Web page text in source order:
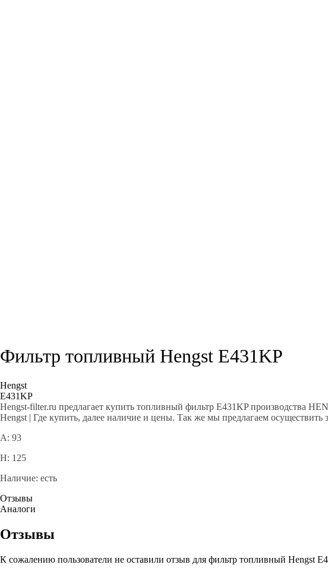
Фильтр топливный Hengst E431KP
Hengst
E431KP
Hengst-filter.ru предлагает купить топливный фильтр E431KP производства
Hengst | Где купить, далее наличие и цены. Так же мы предлагаем осуществить
A: 93
H: 125
Наличие: есть
Отзывы
Аналоги
Отзывы
К сожалению пользователи не оставили отзыв для фильтр топливный Hengst